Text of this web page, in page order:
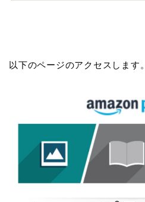
以下のページのアクセスします。